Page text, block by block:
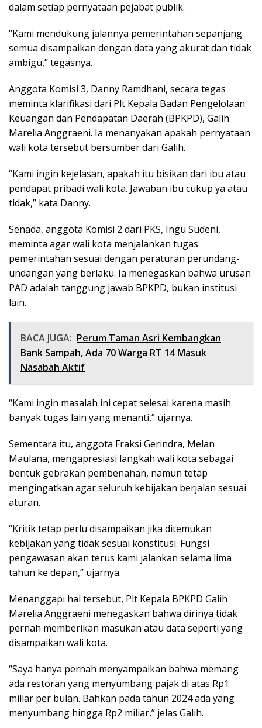
dalam setiap pernyataan pejabat publik.
“Kami mendukung jalannya pemerintahan sepanjang
semua disampaikan dengan data yang akurat dan tidak
ambigu,” tegasnya.
Anggota Komisi 3, Danny Ramdhani, secara tegas
meminta klarifikasi dari Plt Kepala Badan Pengelolaan
Keuangan dan Pendapatan Daerah (BPKPD), Galih
Marelia Anggraeni. Ia menanyakan apakah pernyataan
wali kota tersebut bersumber dari Galih.
“Kami ingin kejelasan, apakah itu bisikan dari ibu atau
pendapat pribadi wali kota. Jawaban ibu cukup ya atau
tidak,” kata Danny.
Senada, anggota Komisi 2 dari PKS, Ingu Sudeni,
meminta agar wali kota menjalankan tugas
pemerintahan sesuai dengan peraturan perundang-
undangan yang berlaku. Ia menegaskan bahwa urusan
PAD adalah tanggung jawab BPKPD, bukan institusi
lain.
BACA JUGA: Perum Taman Asri Kembangkan
Bank Sampah, Ada 70 Warga RT 14 Masuk
Nasabah Aktif
“Kami ingin masalah ini cepat selesai karena masih
banyak tugas lain yang menanti,” ujarnya.
Sementara itu, anggota Fraksi Gerindra, Melan
Maulana, mengapresiasi langkah wali kota sebagai
bentuk gebrakan pembenahan, namun tetap
mengingatkan agar seluruh kebijakan berjalan sesuai
aturan.
“Kritik tetap perlu disampaikan jika ditemukan
kebijakan yang tidak sesuai konstitusi. Fungsi
pengawasan akan terus kami jalankan selama lima
tahun ke depan,” ujarnya.
Menanggapi hal tersebut, Plt Kepala BPKPD Galih
Marelia Anggraeni menegaskan bahwa dirinya tidak
pernah memberikan masukan atau data seperti yang
disampaikan wali kota.
“Saya hanya pernah menyampaikan bahwa memang
ada restoran yang menyumbang pajak di atas Rp1
miliar per bulan. Bahkan pada tahun 2024 ada yang
menyumbang hingga Rp2 miliar,” jelas Galih.